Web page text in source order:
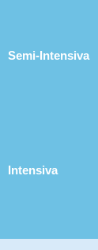
Semi-Intensiva
Intensiva